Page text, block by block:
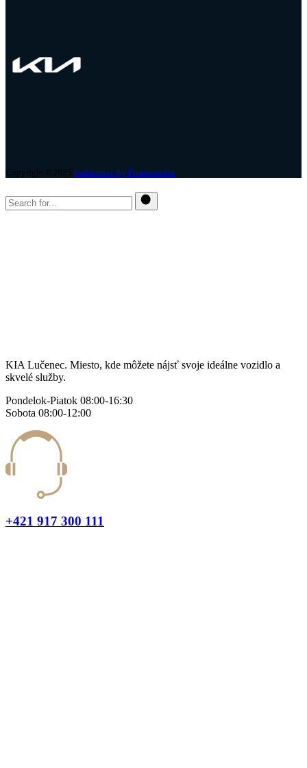
Copyright ©2025 kialucenec by Promomedia
KIA Lučenec. Miesto, kde môžete nájsť svoje ideálne vozidlo a
skvelé služby.
Pondelok-Piatok 08:00-16:30
Sobota 08:00-12:00
+421 917 300 111